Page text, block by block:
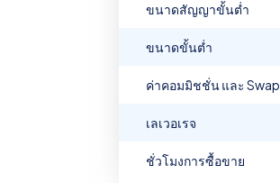
ขนาดสัญญาขั้นต่ำ
ขนาดขั้นต่ำ
ค่าคอมมิชชั่น และ Swap
เลเวอเรจ
ชั่วโมงการซื้อขาย